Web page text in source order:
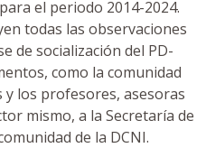
el periodo 2014-2024.
todas las observaciones
de socialización del PD-
como la comunidad
y los profesores, asesoras
mismo, a la Secretaría de
de la DCNI.